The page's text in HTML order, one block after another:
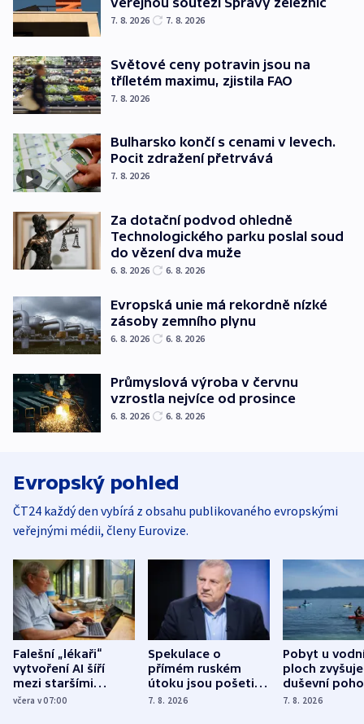
7. 8. 2026 7. 8. 2026
Světové ceny potravin jsou na
tříletém maximu, zjistila FAO
7. 8. 2026
Bulharsko končí s cenami v levech.
Pocit zdražení přetrvává
7. 8. 2026
Za dotační podvod ohledně
Technologického parku poslal soud
do vězení dva muže
6. 8. 2026 6. 8. 2026
Evropská unie má rekordně nízké
zásoby zemního plynu
6. 8. 2026 6. 8. 2026
Průmyslová výroba v červnu
vzrostla nejvíce od prosince
6. 8. 2026 6. 8. 2026
Evropský pohled
ČT24 každý den vybírá z obsahu publikovaného evropskými
veřejnými médii, členy Eurovize.
Falešní „lékaři“
vytvoření AI šíří
mezi staršími
Poláky nebezpečné
včera v 07:00
Spekulace o
přímém ruském
útoku jsou pošetilé,
míní estonský
7. 8. 2026
Pobyt u
ploch zvyšuje
duševní
ukázala
7. 8. 2026